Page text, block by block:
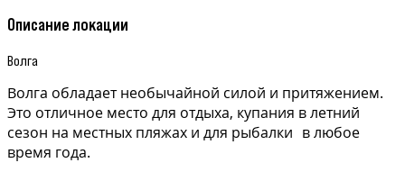
Описание локации
Волга
Волга обладает необычайной силой и притяжением.
Это отличное место для отдыха, купания в летний
сезон на местных пляжах и для рыбалки в любое
время года.